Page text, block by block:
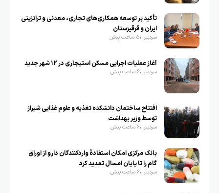
تأکید بر توسعه همکاری‌های تجاری، معدنی و ترانزیتی
ایران و قرقیزستان
سردبیر 5 ساعت پیش
آغاز عملیات اجرایی مسکن استیجاری در ۱۲ شهر جدید
سردبیر 6 ساعت پیش
افتتاح ساختمان دانشکده تغذیه و علوم غذایی شیراز
توسط وزیر بهداشت
سردبیر 6 ساعت پیش
بانک مرکزی امکان استفادۀ واردکنندگان دارو از اوراق
گام را تا پایان امسال تمدید کرد
سردبیر 6 ساعت پیش